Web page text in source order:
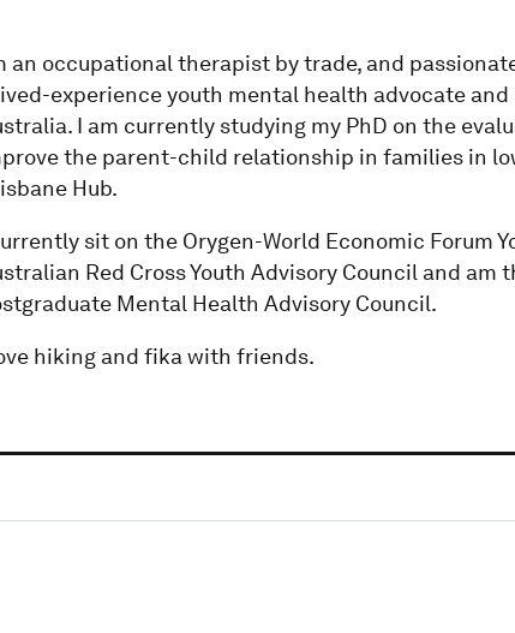
an occupational therapist by trade, and
experience youth mental health advocate
I am currently studying my PhD on the
the parent-child relationship in families in
Hub.
sit on the Orygen-World Economic Forum
Red Cross Youth Advisory Council and
Mental Health Advisory Council.
hiking and fika with friends.